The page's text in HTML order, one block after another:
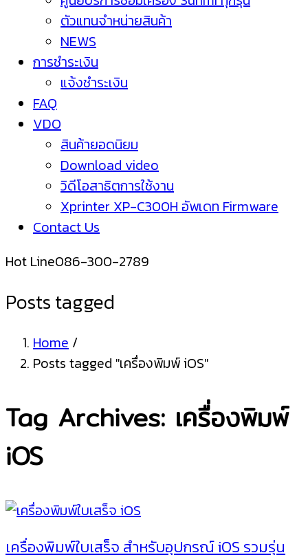
ตัวแทนจำหน่ายสินค้า
NEWS
การชำระเงิน
แจ้งชำระเงิน
FAQ
VDO
สินค้ายอดนิยม
Download video
วิดีโอสาธิตการใช้งาน
Xprinter XP-C300H อัพเดท Firmware
Contact Us
Hot Line086-300-2789
Posts tagged
Home /
Posts tagged "เครื่องพิมพ์ iOS"
Tag Archives: เครื่องพิมพ์
iOS
เครื่องพิมพ์ใบเสร็จ สำหรับอุปกรณ์ iOS รวมรุ่น